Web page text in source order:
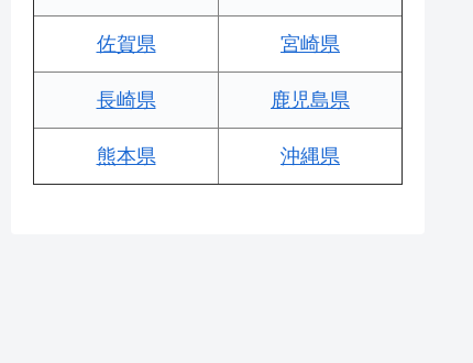
佐賀県 宮崎県
長崎県 鹿児島県
熊本県 沖縄県